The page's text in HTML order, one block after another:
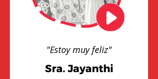
"Estoy muy feliz"
Sra. Jayanthi